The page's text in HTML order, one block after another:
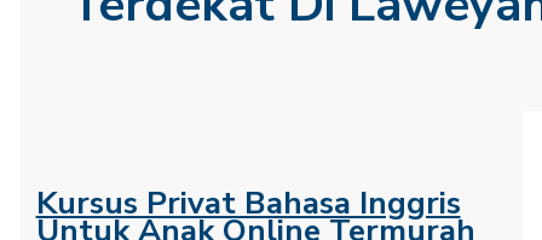
Kursus Privat Bahasa Inggris
Untuk Anak Online Termurah